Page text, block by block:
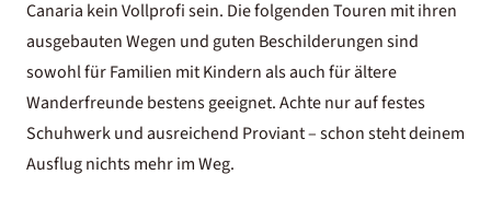
Canaria kein Vollprofi sein. Die folgenden Touren mit ihren
ausgebauten Wegen und guten Beschilderungen sind
sowohl für Familien mit Kindern als auch für ältere
Wanderfreunde bestens geeignet. Achte nur auf festes
Schuhwerk und ausreichend Proviant – schon steht deinem
Ausflug nichts mehr im Weg.